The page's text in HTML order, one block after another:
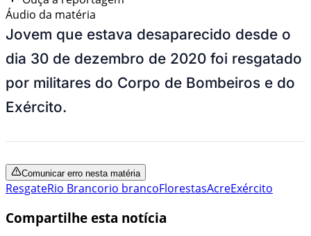
Áudio da matéria
Jovem que estava desaparecido desde o
dia 30 de dezembro de 2020 foi resgatado
por militares do Corpo de Bombeiros e do
Exército.
Comunicar erro nesta matéria
ResgateRio Brancorio brancoFlorestasAcreExército
Compartilhe esta notícia